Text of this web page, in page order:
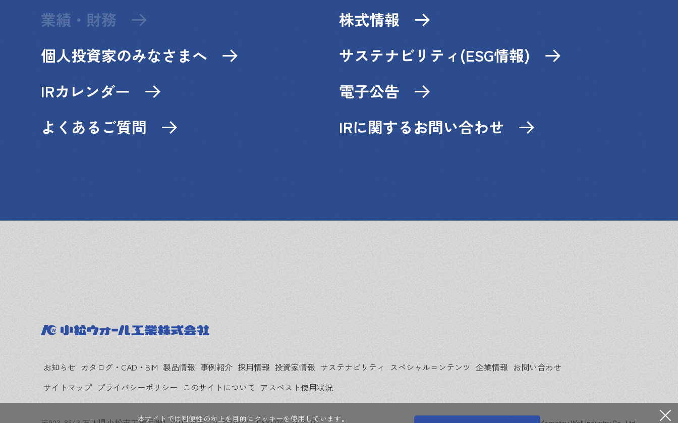
業績・財務
株式情報
個人投資家のみなさまへ
サステナビリティ(ESG情報)
IRカレンダー
電子公告
よくあるご質問
IRに関するお問い合わせ
お知らせ カタログ・CAD・BIM 製品情報 事例紹介 採用情報 投資家情報 サステナビリティ スペシャルコンテンツ 企業情報 お問い合わせ
サイトマップ プライバシーポリシー このサイトについて アスベスト使用状況
本サイトでは利便性の向上を目的にクッキーを使用しています。